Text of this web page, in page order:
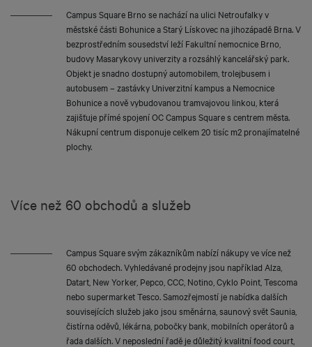
Campus Square Brno se nachází na ulici Netroufalky v
městské části Bohunice a Starý Lískovec na jihozápadě Brna. V
bezprostředním sousedství leží Fakultní nemocnice Brno,
budovy Masarykovy univerzity a rozsáhlý kancelářský park.
Objekt je snadno dostupný automobilem, trolejbusem i
autobusem – zastávky Univerzitní kampus a Nemocnice
Bohunice a nově vybudovanou tramvajovou linkou, která
zajišťuje přímé spojení OC Campus Square s centrem města.
Nákupní centrum disponuje celkem 20 tisíc m2 pronajímatelné
plochy.
Více než 60 obchodů a služeb
Campus Square svým zákazníkům nabízí nákupy ve více než
60 obchodech. Vyhledávané prodejny jsou například Alza,
Datart, New Yorker, Pepco, CCC, Notino, Cyklo Point, Tescoma
nebo supermarket Tesco. Samozřejmostí je nabídka dalších
souvisejících služeb jako jsou směnárna, saunový svět Saunia,
čistírna oděvů, lékárna, pobočky bank, mobilních operátorů a
řada dalších. V neposlední řadě je důležitý kvalitní food court,